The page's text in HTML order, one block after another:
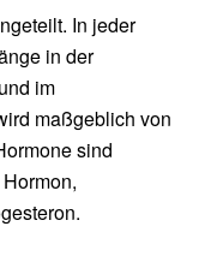
In jeder
in der
im
maßgeblich von
sind